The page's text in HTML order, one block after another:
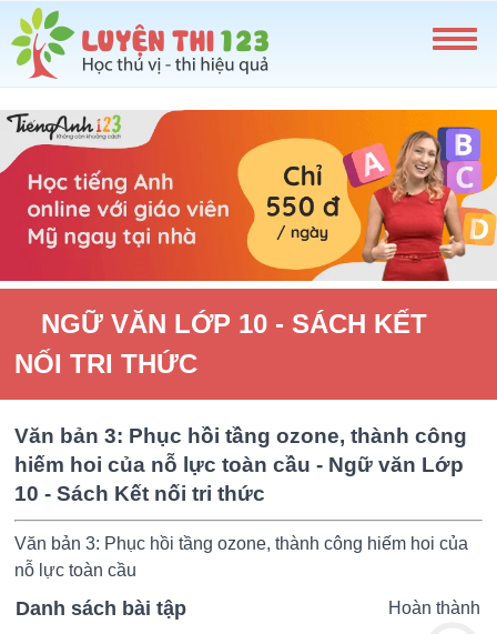
NGỮ VĂN LỚP 10 - SÁCH KẾT
NỐI TRI THỨC
Văn bản 3: Phục hồi tầng ozone, thành công
hiếm hoi của nỗ lực toàn cầu - Ngữ văn Lớp
10 - Sách Kết nối tri thức
Văn bản 3: Phục hồi tầng ozone, thành công hiếm hoi của
nỗ lực toàn cầu
Danh sách bài tập Hoàn thành